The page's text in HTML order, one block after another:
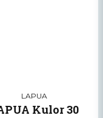
LAPUA
Kulor 30